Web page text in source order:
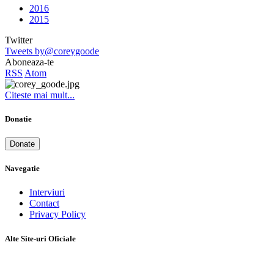
2016
2015
Twitter
Tweets by@coreygoode
Aboneaza-te
RSS Atom
Citeste mai mult...
Donatie
Donate
Navegatie
Interviuri
Contact
Privacy Policy
Alte Site-uri Oficiale